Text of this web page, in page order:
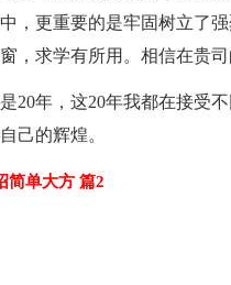
，更重要的是牢固树立了
，求学有所用。相信在贵
年，这20年我都在接受不
己的辉煌。
单大方 篇2